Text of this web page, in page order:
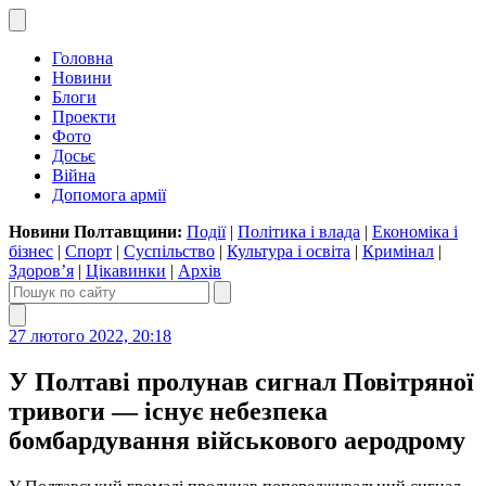
Головна
Новини
Блоги
Проекти
Фото
Досьє
Війна
Допомога армії
Новини Полтавщини: Події| Політика і влада | Економіка і
бізнес | Спорт | Суспільство | Культура і освіта | Кримінал |
Здоров’я | Цікавинки | Архів
27 лютого 2022, 20:18
У Полтаві пролунав сигнал Повітряної
тривоги — існує небезпека
бомбардування військового аеродрому